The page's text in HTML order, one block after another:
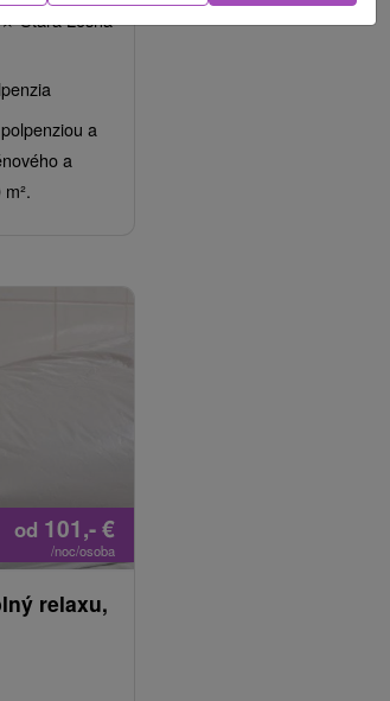
★Stará Lesná
a
a
od 101,-€
/noc/osoba
relaxu,